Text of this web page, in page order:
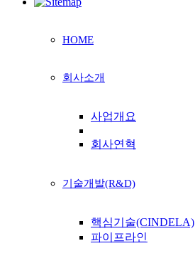
HOME
회사소개
사업개요
회사연혁
기술개발(R&D)
핵심기술(CINDELA)
파이프라인